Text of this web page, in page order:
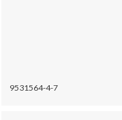
9531564-4-7